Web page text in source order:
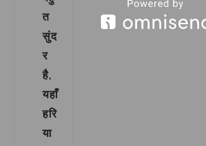
त
सुंद
र
है,
यहाँ
हरि
या